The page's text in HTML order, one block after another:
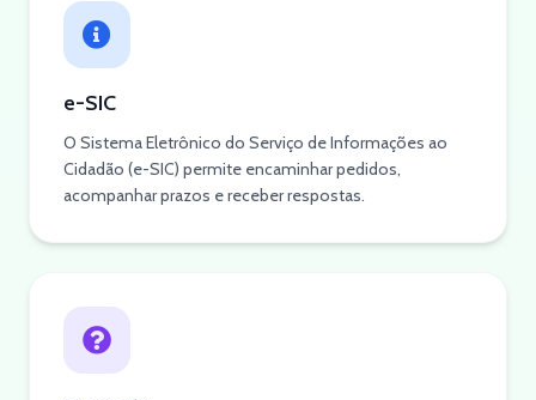
e-SIC
O Sistema Eletrônico do Serviço de Informações ao
Cidadão (e-SIC) permite encaminhar pedidos,
acompanhar prazos e receber respostas.